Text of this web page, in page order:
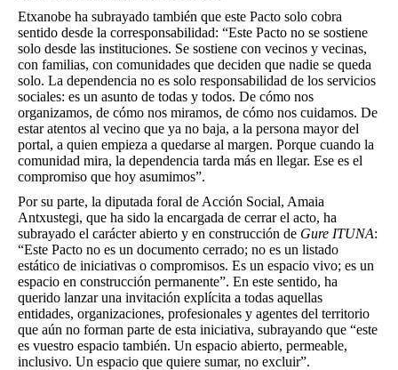
Etxanobe ha subrayado también que este Pacto solo cobra
sentido desde la corresponsabilidad: “Este Pacto no se sostiene
solo desde las instituciones. Se sostiene con vecinos y vecinas,
con familias, con comunidades que deciden que nadie se queda
solo. La dependencia no es solo responsabilidad de los servicios
sociales: es un asunto de todas y todos. De cómo nos
organizamos, de cómo nos miramos, de cómo nos cuidamos. De
estar atentos al vecino que ya no baja, a la persona mayor del
portal, a quien empieza a quedarse al margen. Porque cuando la
comunidad mira, la dependencia tarda más en llegar. Ese es el
compromiso que hoy asumimos”.
Por su parte, la diputada foral de Acción Social, Amaia
Antxustegi, que ha sido la encargada de cerrar el acto, ha
subrayado el carácter abierto y en construcción de Gure ITUNA:
“Este Pacto no es un documento cerrado; no es un listado
estático de iniciativas o compromisos. Es un espacio vivo; es un
espacio en construcción permanente”. En este sentido, ha
querido lanzar una invitación explícita a todas aquellas
entidades, organizaciones, profesionales y agentes del territorio
que aún no forman parte de esta iniciativa, subrayando que “este
es vuestro espacio también. Un espacio abierto, permeable,
inclusivo. Un espacio que quiere sumar, no excluir”.